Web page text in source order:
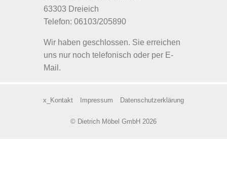
63303 Dreieich
Telefon: 06103/205890
Wir haben geschlossen. Sie erreichen
uns nur noch telefonisch oder per E-
Mail.
x_Kontakt Impressum Datenschutzerklärung
© Dietrich Möbel GmbH 2026